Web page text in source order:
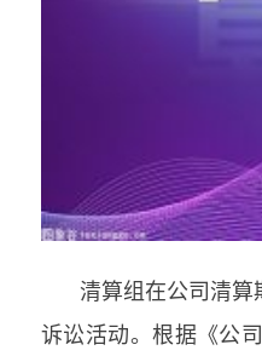
清算组在公司清
诉讼活动。根据《公